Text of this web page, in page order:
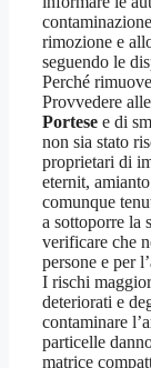
rimozione e
seguendo le
Perché
Provvedere
Portese e di
non sia stato
proprietari di
eternit,
comunque
a sottoporre la
verificare che
persone e per
I rischi
deteriorati e
contaminare
particelle
matrice